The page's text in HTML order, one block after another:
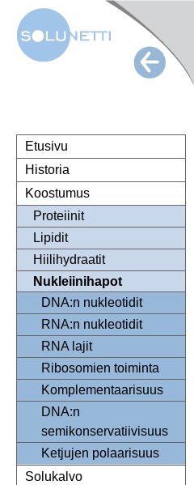
Etusivu
Historia
Koostumus
Proteiinit
Lipidit
Hiilihydraatit
Nukleiinihapot
DNA:n nukleotidit
RNA:n nukleotidit
RNA lajit
Ribosomien toiminta
Komplementaarisuus
DNA:n
semikonservatiivisuus
Ketjujen polaarisuus
Solukalvo